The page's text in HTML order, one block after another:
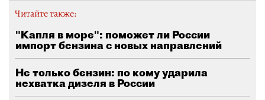
Читайте также:
"Капля в море": поможет ли России
импорт бензина с новых направлений
Не только бензин: по кому ударила
нехватка дизеля в России